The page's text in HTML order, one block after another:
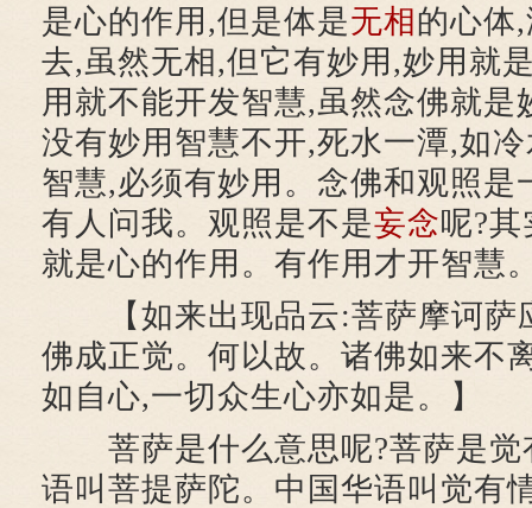
是心的作用,但是体是无相的心体
去,虽然无相,但它有妙用,妙用就
用就不能开发智慧,虽然念佛就是
没有妙用智慧不开,死水一潭,如
智慧,必须有妙用。念佛和观照是
有人问我。观照是不是妄念呢?
就是心的作用。有作用才开智慧
【如来出现品云:菩萨摩诃萨
佛成正觉。何以故。诸佛如来不
如自心,一切众生心亦如是。】
菩萨是什么意思呢?菩萨是觉
语叫菩提萨陀。中国华语叫觉有